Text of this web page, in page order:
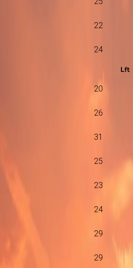
22
24
Lft
20
26
31
25
23
24
29
29